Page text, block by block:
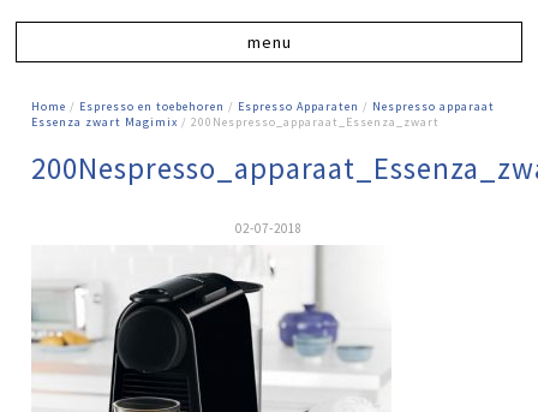
Home / Espresso en toebehoren / Espresso Apparaten / Nespresso apparaat
Essenza zwart Magimix / 200Nespresso_apparaat_Essenza_zwart
02-07-2018